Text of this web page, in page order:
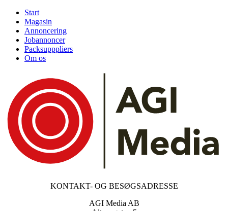
Start
Magasin
Annoncering
Jobannoncer
Packsupppliers
Om os
KONTAKT- OG BESØGSADRESSE
AGI Media AB